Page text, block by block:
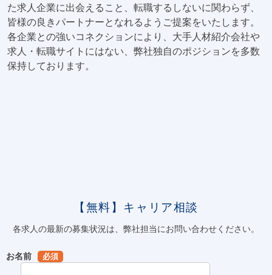
た求人企業に出会えること、転職するしないに関わらず、
皆様の良きパートナーとなれるようご提案をいたします。
各企業との強いコネクションにより、大手人材紹介会社や
求人・転職サイトにはない、弊社独自のポジションを多数
保持しております。
【無料】キャリア相談
各求人の最新の募集状況は、弊社担当にお問い合わせください。
お名前 必須